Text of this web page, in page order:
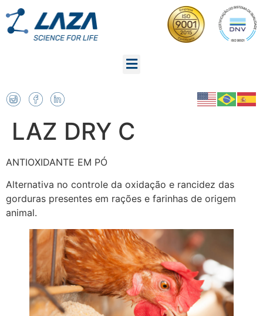
LAZ DRY C
ANTIOXIDANTE EM PÓ
Alternativa no controle da oxidação e rancidez das
gorduras presentes em rações e farinhas de origem
animal.